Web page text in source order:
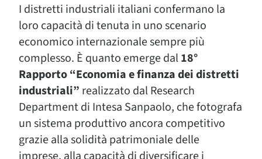
I distretti industriali italiani confermano la
loro capacità di tenuta in uno scenario
economico internazionale sempre più
complesso. È quanto emerge dal18°
Rapporto “Economia e finanza dei distretti
industriali” realizzato dal Research
Department di Intesa Sanpaolo, che fotografa
un sistema produttivo ancora competitivo
grazie alla solidità patrimoniale delle